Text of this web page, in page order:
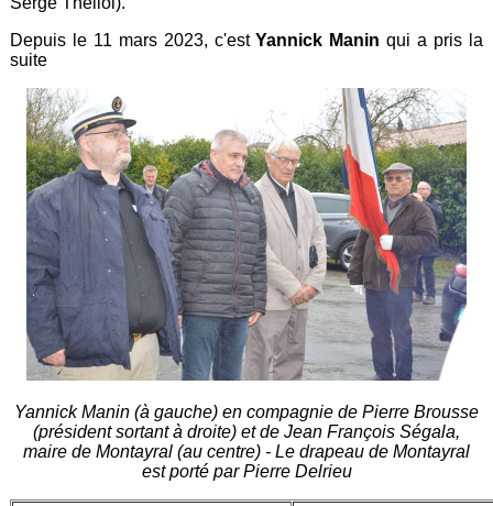
Depuis le 11 mars 2023, c'estYannick Manin qui a pris la
suite
Yannick Manin (à gauche) en compagnie de Pierre Brousse
(président sortant à droite) et de Jean François Ségala,
maire de Montayral (au centre) - Le drapeau de Montayral
est porté par Pierre Delrieu